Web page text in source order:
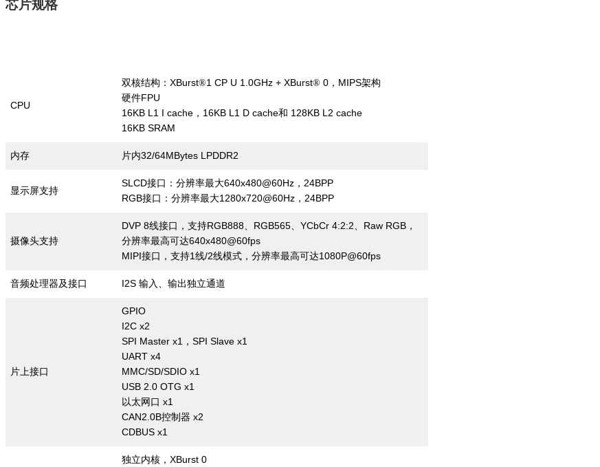
芯片规格
CPU
双核结构：XBurst®1 CP U 1.0GHz + XBurst® 0 ， MIPS架构
硬件FPU
16KB L1 I cache ， 16KB L1 D cache和 128KB L2 cache
16KB SRAM
内存 片内32/64MBytes LPDDR2
显示屏支持
SLCD接口：分辨率最大640x480@60Hz ， 24BPP
RGB接口：分辨率最大1280x720@60Hz ， 24BPP
摄像头支持
DVP 8线接口，支持RGB888 RGB565 、YCbCr 4:2:2 Raw RGB ，
分辨率最高可达640x480@60fps
MIPI接口，支持1线/2线模式，分辨率最高可达1080P@60fps
音频处理器及接口 I2S输入、输出独立通道
片上接口
GPIO
I2C x2
SPI Master x1 ，SPI Slave x1
UART x4
MMC/SD/SDIO x1
USB 2.0 OTG x1
以太网口 x1
CAN2.0B控制器 x2
CDBUS x1
独立内核，XBurst 0